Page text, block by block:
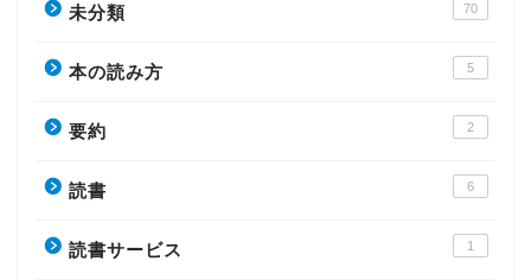
未分類 70
本の読み方 5
要約 2
読書 6
読書サービス 1